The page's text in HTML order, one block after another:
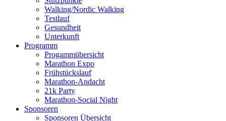
Walking/Nordic Walking
Testlauf
Gesundheit
Unterkunft
Programm
Progammübersicht
Marathon Expo
Frühstückslauf
Marathon-Andacht
21k Party
Marathon-Social Night
Sponsoren
Sponsoren Übersicht